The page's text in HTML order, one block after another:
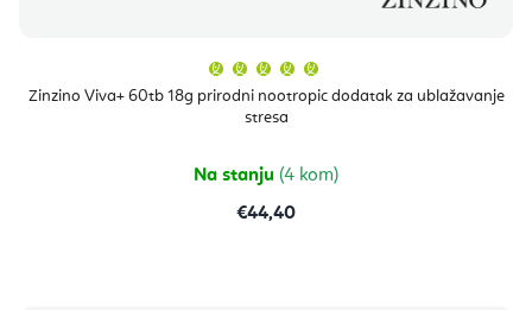
Zinzino Viva+ 60tb 18g prirodni nootropic dodatak za ublažavanje
stresa
proizvoda
je
zvjezdica.
Na stanju (4 kom)
€44,40